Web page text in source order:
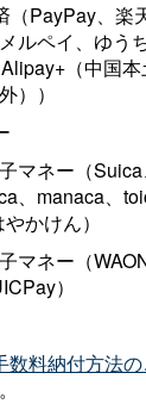
PayPay、楽
ルペイ、ゆう
（中国
））
マネー（Suica
、manaca、
かけん）
マネー（
）
数料納付方法の